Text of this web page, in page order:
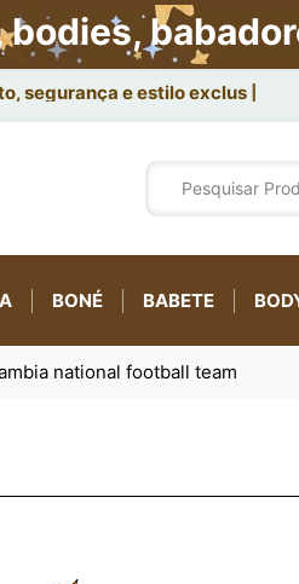
bodies,
segurança e estilo exclusivo.
BONÉ BABETE
national football team